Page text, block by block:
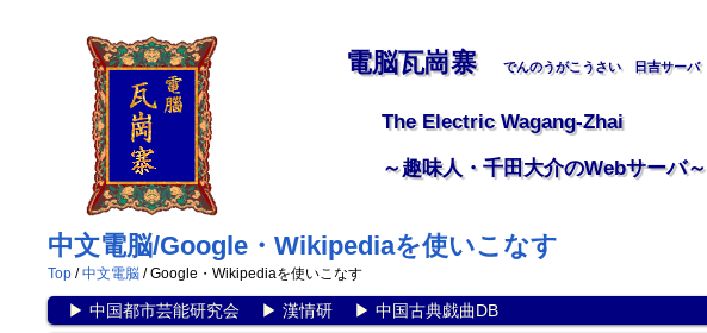
電脳瓦崗寨 でんのうがこうさい 日吉サーバ
The Electric Wagang-Zhai
～趣味人・千田大介のWebサーバ～
中文電脳/Google・Wikipediaを使いこなす
Top/中文電脳/ Google・Wikipediaを使いこなす
▶ 中国都市芸能研究会▶ 漢情研▶ 中国古典戯曲DB